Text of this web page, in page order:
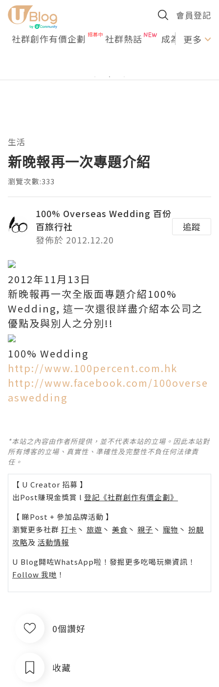
會員登記
社群創作有價企劃 社群熱話 成為U更多
生活
新晚報再一次專題介紹
瀏覽次數:333
100% Overseas Wedding 百份
百旅行社
發佈於 2012.12.20
追蹤
2012年11月13日
新晚報再一次全版面專題介紹100%
Wedding, 這一次還很詳盡介紹本公司之
優點及與別人之分別!!
100% Wedding
http://www.100percent.com.hk
http://www.facebook.com/100overse
aswedding
*本站之內容由作者所提供，並不代表本站的立場。因此本站對
所有博客的立場、真實性、準確性及完整性不負任何法律責
任。
【 U Creator 招募 】
出Post賺現金獎賞 l 登記《社群創作有價企劃》
【 睇Post + 參加品牌活動 】
瀏覽更多社群 打卡 丶 旅遊 丶 美食 丶 親子 丶 寵物 丶 扮靚
攻略及 活動情報
U Blog開咗WhatsApp啦！發掘更多吃喝玩樂資訊！
Follow 我哋 ！
0個讚好
收藏